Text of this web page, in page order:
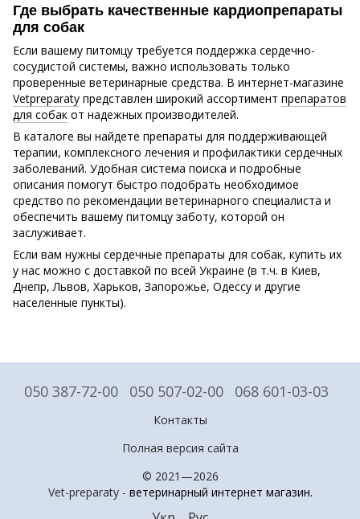
Где выбрать качественные кардиопрепараты
для собак
Если вашему питомцу требуется поддержка сердечно-
сосудистой системы, важно использовать только
проверенные ветеринарные средства. В интернет-магазине
Vetpreparaty представлен широкий ассортимент препаратов
для собак от надежных производителей.
В каталоге вы найдете препараты для поддерживающей
терапии, комплексного лечения и профилактики сердечных
заболеваний. Удобная система поиска и подробные
описания помогут быстро подобрать необходимое
средство по рекомендации ветеринарного специалиста и
обеспечить вашему питомцу заботу, которой он
заслуживает.
Если вам нужны сердечные препараты для собак, купить их
у нас можно с доставкой по всей Украине (в т.ч. в Киев,
Днепр, Львов, Харьков, Запорожье, Одессу и другие
населенные пункты).
050 387-72-00 050 507-02-00 068 601-03-03
Контакты
Полная версия сайта
© 2021—2026
Vet-preparaty - ветеринарный интернет магазин.